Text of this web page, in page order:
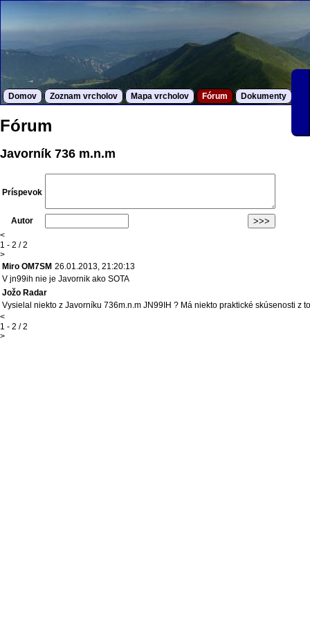
Domov Zoznam vrcholov Mapa vrcholov Fórum Dokumenty
Fórum
Javorník 736 m.n.m
Príspevok
Autor
<
1 - 2 / 2
>
Miro OM7SM 26.01.2013, 21:20:13
V jn99ih nie je Javornik ako SOTA
Jožo Radar
Vysielal niekto z Javorníku 736m.n.m JN99IH ? Má niekto praktické skúsenosti z
<
1 - 2 / 2
>